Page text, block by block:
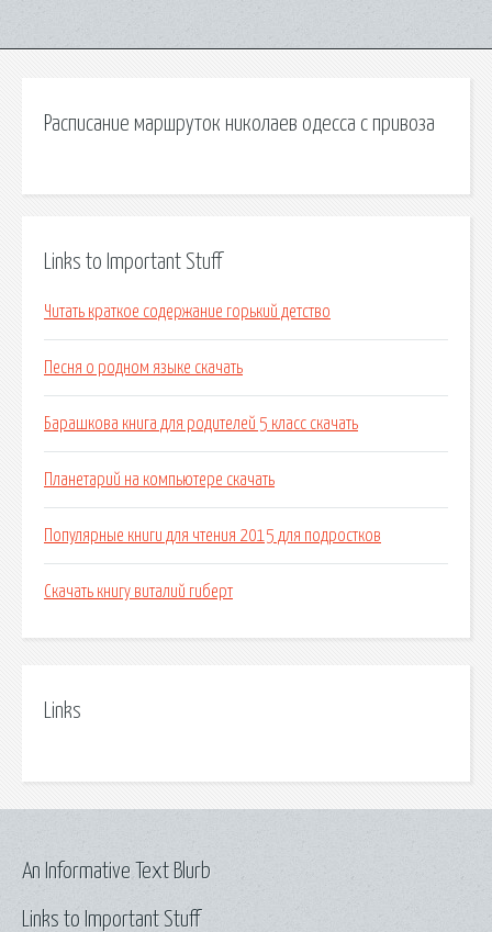
Расписание маршруток николаев одесса с привоза
Links to Important Stuff
Читать краткое содержание горький детство
Песня о родном языке скачать
Барашкова книга для родителей 5 класс скачать
Планетарий на компьютере скачать
Популярные книги для чтения 2015 для подростков
Скачать книгу виталий гиберт
Links
Links to Important Stuff
An Informative Text Blurb